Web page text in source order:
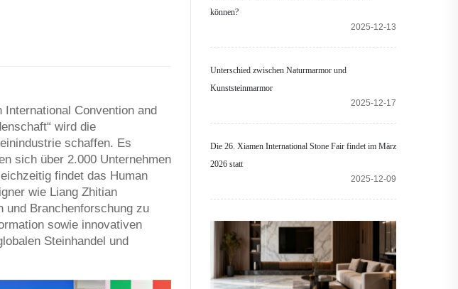
Convention and
wird die
schaffen. Es
sich über 2.000 Unternehmen
findet das Human
wie Liang Zhitian
und Branchenforschung zu
sowie innovativen
Steinhandel und
können?
2025-12-13
Unterschied zwischen Naturmarmor und
Kunststeinmarmor
2025-12-17
Die 26. Xiamen International Stone Fair findet im März
2026 statt
2025-12-09